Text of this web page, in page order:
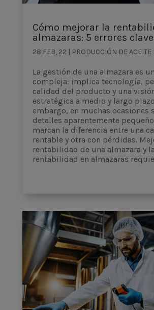
Cómo mejorar la
almazaras: 5 errores clave
28 FEB, 22 | PRODUCCIÓN DE ACEITE
La gestión de una almazara es
compleja: implica tecnología,
calidad del producto y una
estratégica a medio y largo
embargo, en muchas ocasiones
detalles aparentemente
marcan la diferencia entre una
rentable y otra con pérdidas.
rentabilidad de una almazara y la
rentabilidad en almazaras